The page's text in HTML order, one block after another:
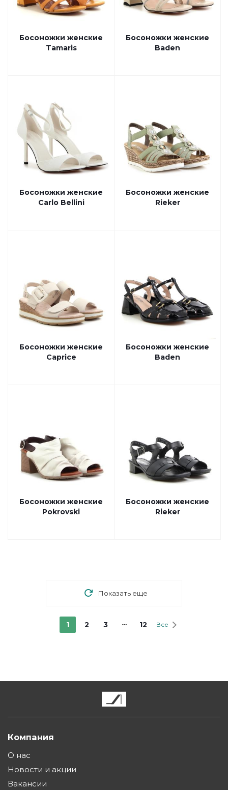
Босоножки женские
Tamaris
Босоножки женские
Baden
Босоножки женские
Carlo Bellini
Босоножки женские
Rieker
Босоножки женские
Caprice
Босоножки женские
Baden
Босоножки женские
Pokrovski
Босоножки женские
Rieker
Показать еще
1 2 3 12 Все
Компания
О нас
Новости и акции
Вакансии